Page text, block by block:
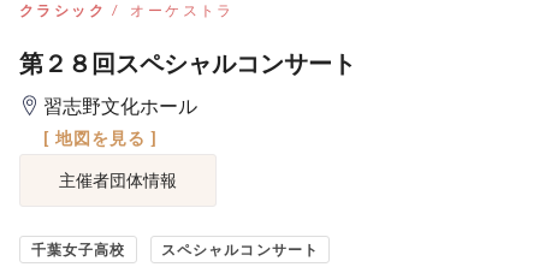
クラシック オーケストラ
第２８回スペシャルコンサート
習志野文化ホール
[ 地図を見る ]
主催者団体情報
千葉女子高校 スペシャルコンサート